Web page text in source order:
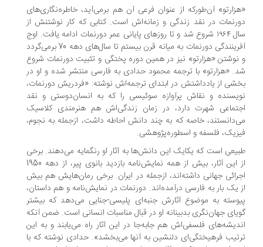
آن‌طورکه از عنوان فرعی آن هم برمی‌آید، خاطره‌نگاری‌های
در نقد زندگی و زمانه‌اش است. کتابی که کار نوشتنش از
سال ۱۹۶۴ شروع شد و تا روزهای پایانی عمر دورنمات ادامه یافت. اوج
آفرینندگی دورنمات به میانه قرن بیستم تا سال‌های دهه 70 برمی‌گردد
«هزارتو» نیز در همین دوره پختگی و تثبیت دورنمات شروع
«هزارتو» با ترجمه محمود حدادی به فارسی منتشر شده و او در
از یادداشتش در ابتدای ترجمه‌اش نوشته: «فردریش دورنمات،
و نقاش پرآوازه سوئیسی را که به انسان‌دوستی و نقد
شهرت دارد، در زمان زندگی‌اش هم هنرمندی کلاسیک
خاصه که به چند دانش احاطه داشت، از‌جمله به نجوم،
فلسفه و اسطوره‌پژوهشی.
است که یکایک این دانش‌ها به آثار او رنگمایه می‌دهند. برخی
از این آثار، بیش از همه نمایش‌نامه بازدید بانوی پیر، از دهه 1950
جهانی داشته‌اند، از‌جمله در ایران. برخی رمان‌هایش هم بیش
یک‌ بار به فارسی درآمده‌اند. دورنمات در نمایش‌نامه و هم داستان،
به موضوع آثارش جنبه‌ای پلیسی-‌جنایی می‌دهد که بیشتر
جهان‌نگری بدبینانه او در قبال مناسبات انسانی است. ضمن آنکه
فلسفی‌اش هم جابه‌جا در این آثار راه می‌یابند و به این
فرهیختگی‌ای دلنشین به آنها می‌بخشد». حدادی نوشته که با